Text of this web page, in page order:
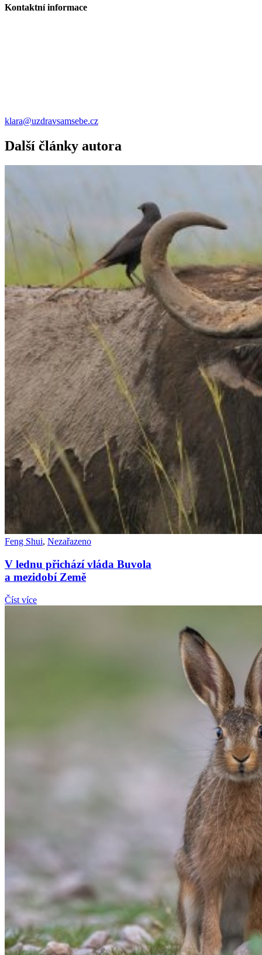
Kontaktní informace
klara@uzdravsamsebe.cz
Další články autora
Feng Shui, Nezařazeno
V lednu přichází vláda Buvola
a mezidobí Země
Číst více